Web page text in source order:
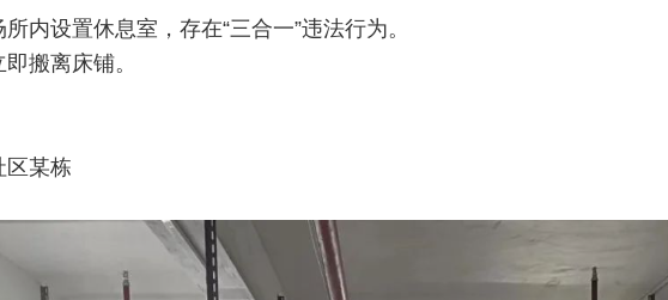
内设置休息室，存在“三合一”违法行为。
搬离床铺。
区某栋